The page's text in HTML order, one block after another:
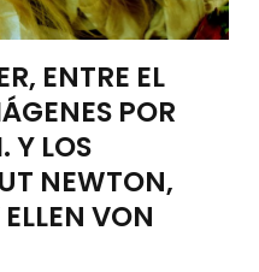
ENTRE EL
POR
Y LOS
NEWTON,
VON